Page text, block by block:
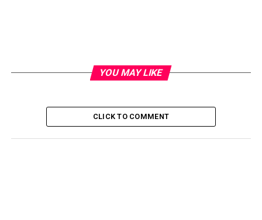
YOU MAY LIKE
CLICK TO COMMENT